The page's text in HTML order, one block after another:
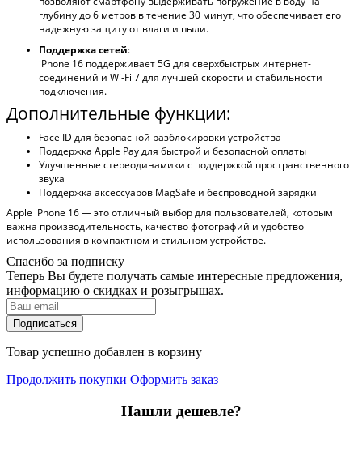
глубину до 6 метров в течение 30 минут, что обеспечивает его
надежную защиту от влаги и пыли.
Поддержка сетей:
iPhone 16 поддерживает 5G для сверхбыстрых интернет-
соединений и Wi-Fi 7 для лучшей скорости и стабильности
подключения.
Дополнительные функции:
Face ID для безопасной разблокировки устройства
Поддержка Apple Pay для быстрой и безопасной оплаты
Улучшенные стереодинамики с поддержкой пространственного
звука
Поддержка аксессуаров MagSafe и беспроводной зарядки
Apple iPhone 16 — это отличный выбор для пользователей, которым
важна производительность, качество фотографий и удобство
использования в компактном и стильном устройстве.
Спасибо за подписку
Теперь Вы будете получать самые интересные предложения,
информацию о скидках и розыгрышах.
Подписаться
Товар успешно добавлен в корзину
Продолжить покупки Оформить заказ
Нашли дешевле?